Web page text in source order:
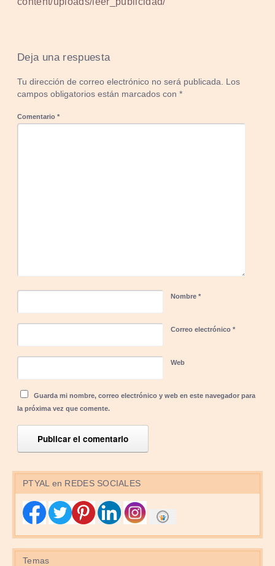
Deja una respuesta
Tu dirección de correo electrónico no será publicada.
Los
campos obligatorios están marcados con*
Comentario*
Nombre*
Correo electrónico*
Web
Guarda mi nombre, correo electrónico y web en este navegador para
la próxima vez que comente.
PTYAL en REDES SOCIALES
Temas